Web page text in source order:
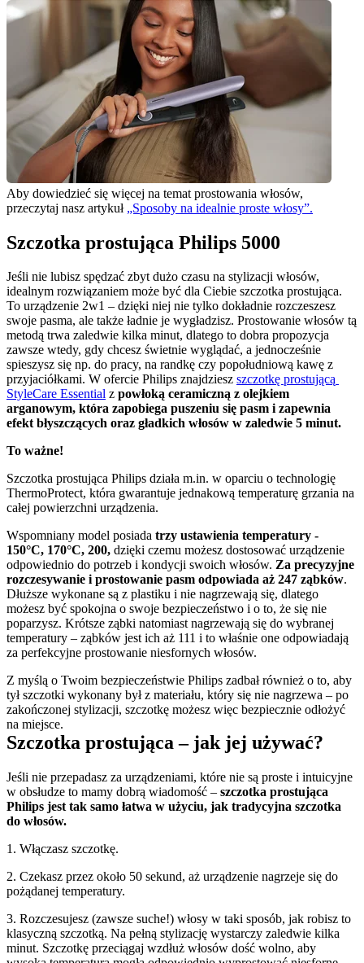
Aby dowiedzieć się więcej na temat prostowania włosów,
przeczytaj nasz artykuł „Sposoby na idealnie proste włosy”.
Szczotka prostująca Philips 5000
Jeśli nie lubisz spędzać zbyt dużo czasu na stylizacji włosów,
idealnym rozwiązaniem może być dla Ciebie szczotka prostująca.
To urządzenie 2w1 – dzięki niej nie tylko dokładnie rozczeszesz
swoje pasma, ale także ładnie je wygładzisz. Prostowanie włosów tą
metodą trwa zaledwie kilka minut, dlatego to dobra propozycja
zawsze wtedy, gdy chcesz świetnie wyglądać, a jednocześnie
spieszysz się np. do pracy, na randkę czy popołudniową kawę z
przyjaciółkami. W ofercie Philips znajdziesz szczotkę prostującą
StyleCare Essential z powłoką ceramiczną z olejkiem
arganowym, która zapobiega puszeniu się pasm i zapewnia
efekt błyszczących oraz gładkich włosów w zaledwie 5 minut.
To ważne!
Szczotka prostująca Philips działa m.in. w oparciu o technologię
ThermoProtect, która gwarantuje jednakową temperaturę grzania na
całej powierzchni urządzenia.
Wspomniany model posiada trzy ustawienia temperatury -
150°C, 170°C, 200, dzięki czemu możesz dostosować urządzenie
odpowiednio do potrzeb i kondycji swoich włosów. Za precyzyjne
rozczesywanie i prostowanie pasm odpowiada aż 247 ząbków.
Dłuższe wykonane są z plastiku i nie nagrzewają się, dlatego
możesz być spokojna o swoje bezpieczeństwo i o to, że się nie
poparzysz. Krótsze ząbki natomiast nagrzewają się do wybranej
temperatury – ząbków jest ich aż 111 i to właśnie one odpowiadają
za perfekcyjne prostowanie niesfornych włosów.
Z myślą o Twoim bezpieczeństwie Philips zadbał również o to, aby
tył szczotki wykonany był z materiału, który się nie nagrzewa – po
zakończonej stylizacji, szczotkę możesz więc bezpiecznie odłożyć
na miejsce.
Szczotka prostująca – jak jej używać?
Jeśli nie przepadasz za urządzeniami, które nie są proste i intuicyjne
w obsłudze to mamy dobrą wiadomość – szczotka prostująca
Philips jest tak samo łatwa w użyciu, jak tradycyjna szczotka
do włosów.
1. Włączasz szczotkę.
2. Czekasz przez około 50 sekund, aż urządzenie nagrzeje się do
pożądanej temperatury.
3. Rozczesujesz (zawsze suche!) włosy w taki sposób, jak robisz to
klasyczną szczotką. Na pełną stylizację wystarczy zaledwie kilka
minut. Szczotkę przeciągaj wzdłuż włosów dość wolno, aby